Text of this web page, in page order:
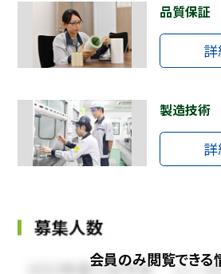
品質保証
製造技術
会員のみ閲覧できる